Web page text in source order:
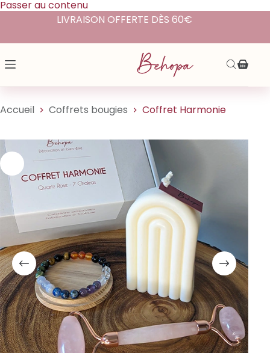
Passer au contenu
LIVRAISON OFFERTE DÈS 60€
Accueil Coffrets bougies Coffret Harmonie